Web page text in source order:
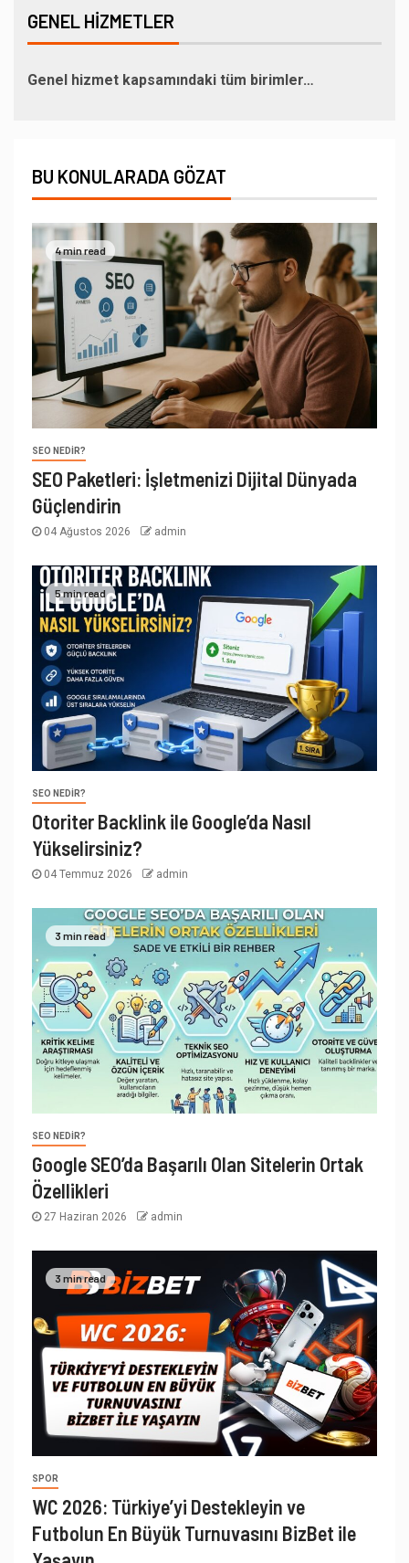
GENEL HIZMETLER
Genel hizmet kapsamındaki tüm birimler…
BU KONULARADA GÖZAT
4 min read
SEO NEDIR?
SEO Paketleri: İşletmenizi Dijital Dünyada
Güçlendirin
04 Ağustos 2026 admin
5 min read
SEO NEDIR?
Otoriter Backlink ile Google’da Nasıl
Yükselirsiniz?
04 Temmuz 2026 admin
3 min read
SEO NEDIR?
Google SEO’da Başarılı Olan Sitelerin Ortak
Özellikleri
27 Haziran 2026 admin
3 min read
SPOR
WC 2026: Türkiye’yi Destekleyin ve
Futbolun En Büyük Turnuvasını BizBet ile